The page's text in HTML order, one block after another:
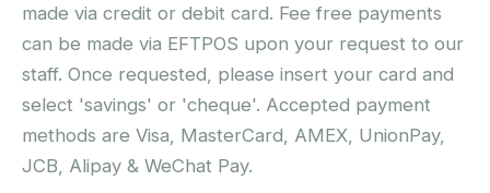
made via credit or debit card. Fee free payments
can be made via EFTPOS upon your request to our
staff. Once requested, please insert your card and
select 'savings' or 'cheque'. Accepted payment
methods are Visa, MasterCard, AMEX, UnionPay,
JCB, Alipay & WeChat Pay.